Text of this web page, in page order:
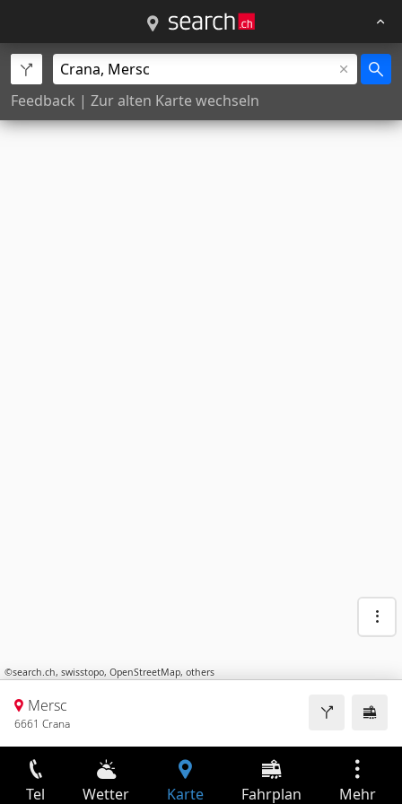
Feedback | Zur alten Karte wechseln
©search.ch, swisstopo, OpenStreetMap, others
Mersc
6661 Crana
Tel Wetter Karte Fahrplan Mehr